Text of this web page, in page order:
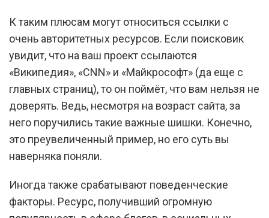
К таким плюсам могут относиться ссылки с
очень авторитетных ресурсов. Если поисковик
увидит, что на ваш проект ссылаются
«Википедия», «CNN» и «Майкрософт» (да еще с
главных страниц), то он поймёт, что вам нельзя не
доверять. Ведь, несмотря на возраст сайта, за
него поручились такие важные шишки. Конечно,
это преувеличенный пример, но его суть вы
наверняка поняли.
Иногда также срабатывают поведенческие
факторы. Ресурс, получивший огромную